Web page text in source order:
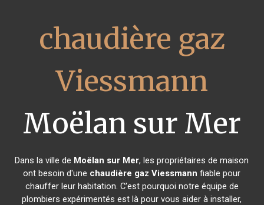
chaudière gaz
Viessmann
Moëlan sur Mer
Dans la ville de Moëlan sur Mer, les propriétaires de maison
ont besoin d'une chaudière gaz Viessmann fiable pour
chauffer leur habitation. C'est pourquoi notre équipe de
plombiers expérimentés est là pour vous aider à installer,